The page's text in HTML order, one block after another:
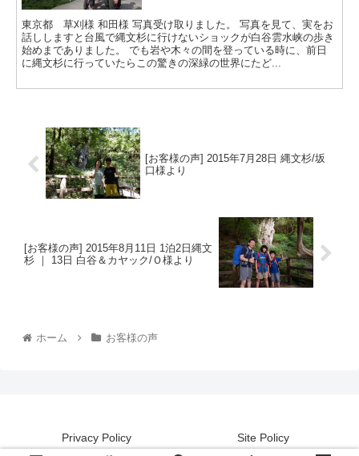
東京都 草刈様 和田様 写真受け取りました。 写真を見て、実をお
話ししますと台風で縄文杉に行けないショックが白谷雲水峡の歩き
始めまでありました。 でも岩や木々の間を登っている時に、前日
に縄文杉に行っていたらこの驚きの深緑の世界にたど...
[お客様の声] 2015年7月28日 縄文杉/坂
口様より
[お客様の声] 2015年8月11日 1泊2日縄文
杉 ｜ 13日 白谷＆カヤック/Ｏ様より
ホーム お客様の声
Privacy Policy Site Policy